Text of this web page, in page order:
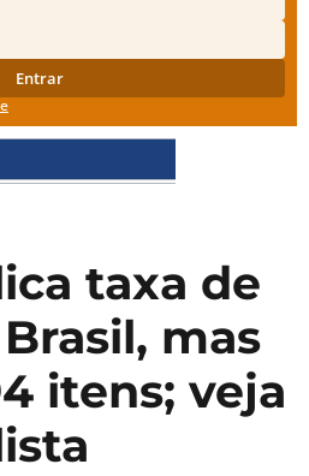
Entrar
taxa de
mas
itens; veja